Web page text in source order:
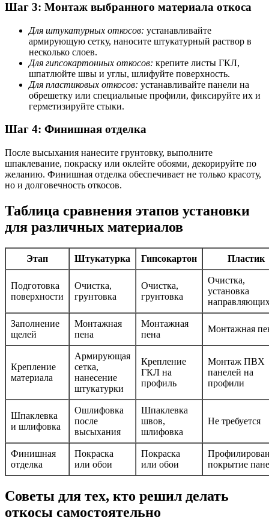
Шаг 3: Монтаж выбранного материала откоса
Для штукатурных откосов: устанавливайте
армирующую сетку, наносите штукатурный раствор в
несколько слоев.
Для гипсокартонных откосов: крепите листы ГКЛ,
шпатлюйте швы и углы, шлифуйте поверхность.
Для пластиковых откосов: устанавливайте панели на
обрешетку или специальные профили, фиксируйте их и
герметизируйте стыки.
Шаг 4: Финишная отделка
После высыхания нанесите грунтовку, выполните
шпаклевание, покраску или оклейте обоями, декорируйте по
желанию. Финишная отделка обеспечивает не только красоту,
но и долговечность откосов.
Таблица сравнения этапов установки
для различных материалов
Этап Штукатурка Гипсокартон Пластик
Подготовка
поверхности
Очистка,
грунтовка
Очистка,
грунтовка
Очистка,
установка
Заполнение
щелей
Монтажная
пена
Монтажная
пена
Монтажная
Крепление
материала
Армирующая
сетка,
нанесение
штукатурки
Крепление
ГКЛ на
профиль
Монтаж ПВХ
панелей на
профили
Шпаклевка
и шлифовка
Ошлифовка
после
высыхания
Шпаклевка
швов,
шлифовка
Не требуется
Финишная
отделка
Покраска
или обои
Покраска
или обои
покрытие
Советы для тех, кто решил делать
откосы самостоятельно